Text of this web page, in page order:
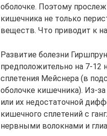
оболочке. Поэтому
кишечника не только
веществ. Что приводит к
Развитие болезни
предположительно на 7-12
сплетения Мейснера (в
оболочке кишечника). Из-
или их недостаточной
кишечного сплетений с
нервными волокнами и